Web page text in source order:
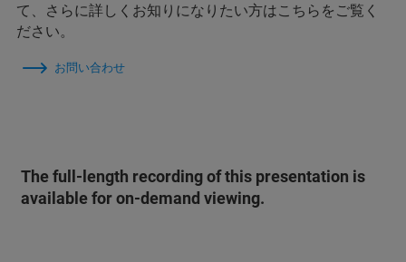
て、さらに詳しくお知りになりたい方はこちらをご覧く
ださい。
お問い合わせ
The full-length recording of this presentation is
available for on-demand viewing.